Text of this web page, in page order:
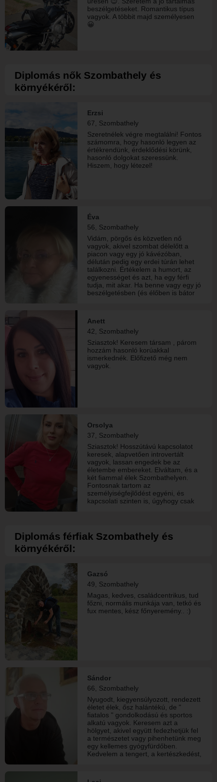
beszélgetéseket. Romantikus típus
vagyok. A többit majd személyesen
😀
Diplomás nők Szombathely és
környékéről:
Erzsi
67, Szombathely
Szeretnélek végre megtalálni! Fontos
számomra, hogy hasonló legyen az
értékrendünk, érdeklődési körünk,
hasonló dolgokat szeressünk.
Hiszem, hogy létezel!
Éva
56, Szombathely
Vidám, pörgős és közvetlen nő
vagyok, akivel szombat délelőtt a
piacon vagy egy jó kávézóban,
délután pedig egy erdei túrán lehet
találkozni. Értékelem a humort, az
egyenességet és azt, ha egy férfi
tudja, mit akar. Ha benne vagy egy jó
beszélgetésben (és élőben is bátor
Anett
42, Szombathely
Sziasztok! Keresem társam , párom
hozzám hasonló korúakkal
ismerkednék. Előfizető még nem
vagyok.
Orsolya
37, Szombathely
Sziasztok! Hosszútávú kapcsolatot
keresek, alapvetően introvertált
vagyok, lassan engedek be az
életembe embereket. Elváltam, és a
két fiammal élek Szombathelyen.
Fontosnak tartom az
személyiségfejlődést egyéni, és
kapcsolati szinten is, úgyhogy csak
őszinteséget, egyenességet, ki nem
állhatom a játszmákat, és a
kapcsolatba, vagy megszakítom.
Rutinos sporthorgászok kerüljenek,
és azok is akik egy személyben
szeretnének bejárónőt, titkárnőt,
háztartási robotot. Szeretek sétálni,
kirándulni, hintázni, színházba járni.
Szeretek szakrális helyeket
Diplomás férfiak Szombathely és
környékéről:
Gazsó
49, Szombathely
Magas, kedves, családcentrikus, tud
főzni, normális munkája van, tetkó és
fux mentes, kész főnyeremény.. :)
Sándor
66, Szombathely
Nyugodt, kiegyensúlyozott, rendezett
életet élek, ősz halántékú, de "
fiatalos " gondolkodású és sportos
alkatú vagyok. Keresem azt a
hölgyet, akivel együtt fedezhetjük fel
a természetet vagy pihenhetünk meg
egy kellemes gyógyfürdőben.
Kedvelem a tengert, a kertészkedést,